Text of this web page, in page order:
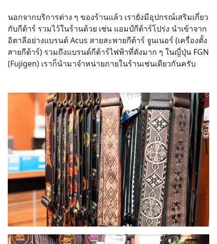
นอกจากบริการต่าง ๆ ของร้านแล้ว เรายังมีอุปกรณ์เสริมเกี่ยว
กับกีต้าร์ รวมไว้ในร้านด้วย เช่น แอมป์กีต้าร์โปร่ง นำเข้าจาก
อิตาลีอย่างแบรนด์ Acus สายสะพายกีต้าร์ จูนเนอร์ (เครื่องตั้ง
สายกีต้าร์) รวมถึงแบรนด์กีต้าร์ไฟฟ้าที่ดังมาก ๆ ในญี่ปุ่น FGN
(Fujigen) เราก็นำมาจำหน่ายภายในร้านเช่นเดียวกันครับ